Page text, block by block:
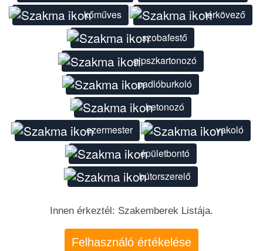
kőműves
térkövező
szobafestő
gipszkartonozó
padlóburkoló
betonozó
ezermester
vakoló
épületbontó
bútorszerelő
Innen érkeztél: Szakemberek Listája.
Felhasználó értékelése